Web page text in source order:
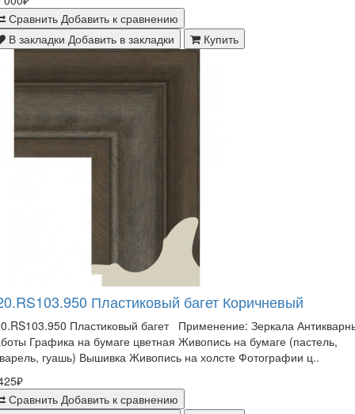
Сравнить Добавить к сравнению
В закладки Добавить в закладки Купить
Пластиковый багет Коричневый
Пластиковый багет Применение: Зеркала
Графика на бумаге цветная Живопись на бумаге (пастель,
гуашь) Вышивка Живопись на холсте Фотографии ц..
Сравнить Добавить к сравнению